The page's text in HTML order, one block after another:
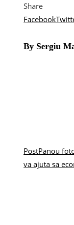
Share
Facebook
By Sergiu
PostPanou
va ajuta sa